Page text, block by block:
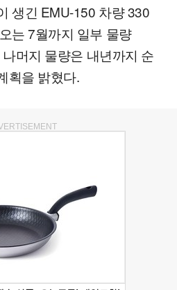
생긴 EMU-150 차량 330
는 7월까지 일부 물량
머지 물량은 내년까지 순
획을 밝혔다.